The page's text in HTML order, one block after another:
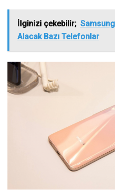
İlginizi çekebilir;
Alacak Bazı Telefonlar